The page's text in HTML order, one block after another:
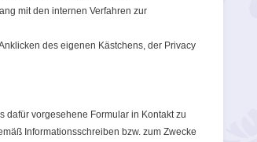
mit den internen Verfahren zur
des eigenen Kästchens, der Privacy
dafür vorgesehene Formular in Kontakt zu
Informationsschreiben bzw. zum Zwecke